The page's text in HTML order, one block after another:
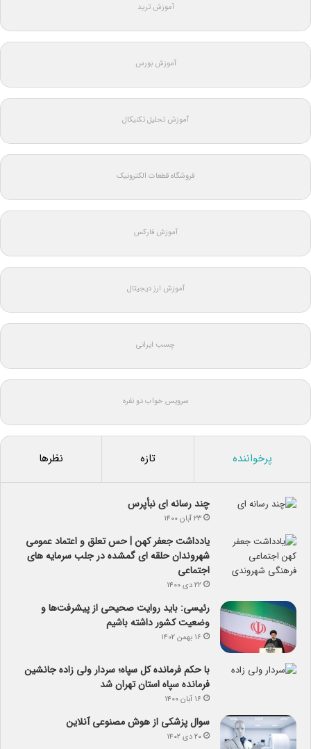
آموزش ترید
آموزش بورس
آموزش تحلیل تکنیکال
فروشگاه قطعات الکترونیک
آموزش فارکس
آموزش ارز دیجیتال
چسب ایرانی
سرویس خواب دو نفره
پرخواننده تازه نظرها
چند رسانه ای نبأپرس
۲۳ آبان ۱۴۰۰
یادداشت جعفر کهن | حس تعلق و اعتماد عمومی
شهروندان حلقه ای گمشده در جلب سرمایه های
اجتماعی
۲۲ دی ۱۴۰۰
رئیسی: باید روایت صحیحی از پیشرفت‌ها و
وضعیت کشور داشته باشیم
۱۶ بهمن ۱۴۰۲
با حکم فرمانده کل سپاه؛ سردار ولی زاده جانشین
فرمانده سپاه استان تهران شد
۱۶ آبان ۱۴۰۰
سوال پزشکی از هوش مصنوعی آنلاین
۲۰ دی ۱۴۰۲